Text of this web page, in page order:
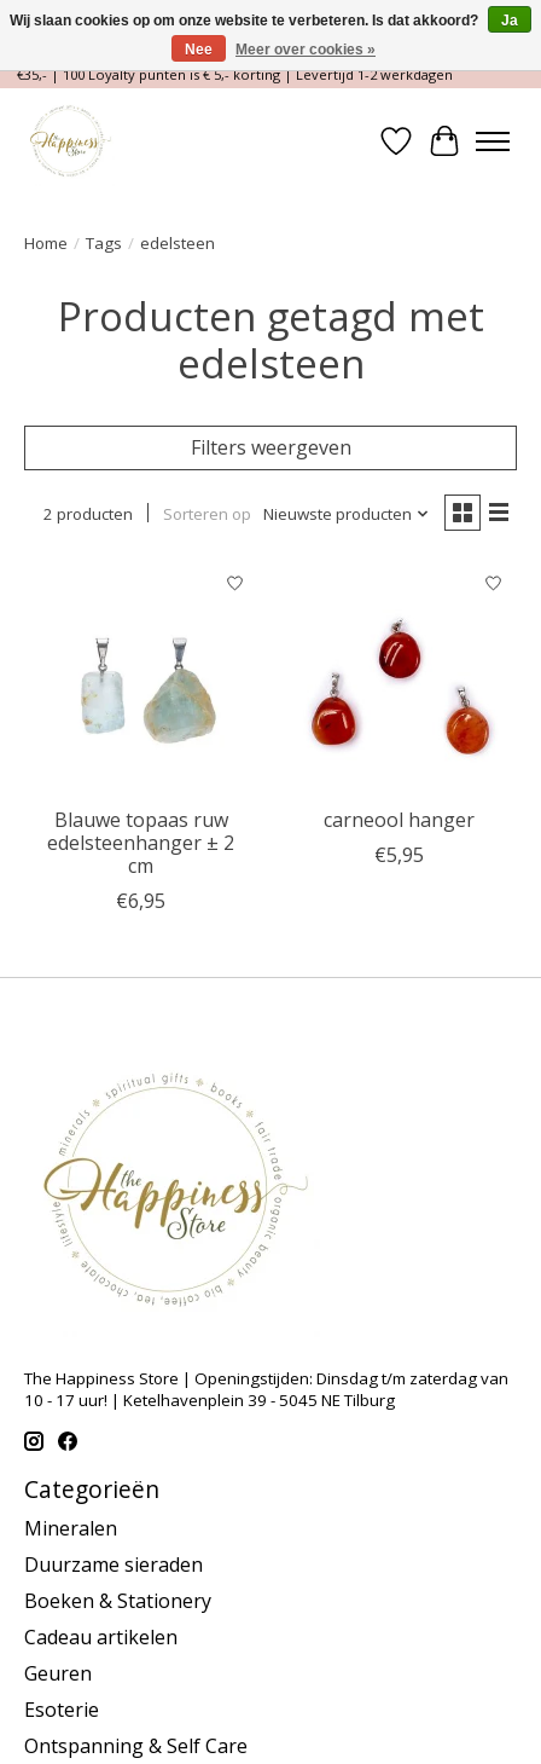
Magische Conceptstore, Edelstenen & Spirituele winkel | Gratis verzending >
€35,- | 100 Loyalty punten is € 5,- korting | Levertijd 1-2 werkdagen
Verlanglijst
Home / Tags / edelsteen
Producten getagd met
edelsteen
Filters weergeven
2 producten Sorteren op Nieuwste producten
Blauwe topaas ruw
edelsteenhanger ± 2
cm
€6,95
carneool hanger
€5,95
The Happiness Store | Openingstijden: Dinsdag t/m zaterdag van
10 - 17 uur! | Ketelhavenplein 39 - 5045 NE Tilburg
Categorieën
Mineralen
Duurzame sieraden
Boeken & Stationery
Cadeau artikelen
Geuren
Esoterie
Ontspanning & Self Care
Wij slaan cookies op om onze website te verbeteren. Is dat akkoord?
Ja
Nee
Meer over cookies »